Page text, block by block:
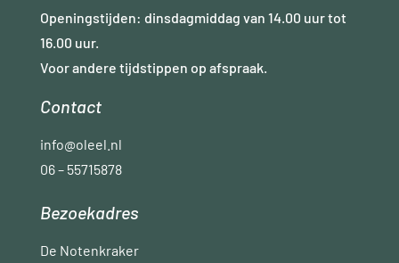
Openingstijden: dinsdagmiddag van 14.00 uur tot
16.00 uur.
Voor andere tijdstippen op afspraak.
Contact
info@oleel.nl
06 – 55715878
Bezoekadres
De Notenkraker